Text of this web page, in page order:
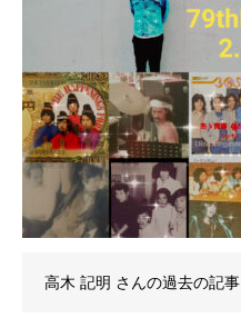
高木 記明 さんの過去の記事